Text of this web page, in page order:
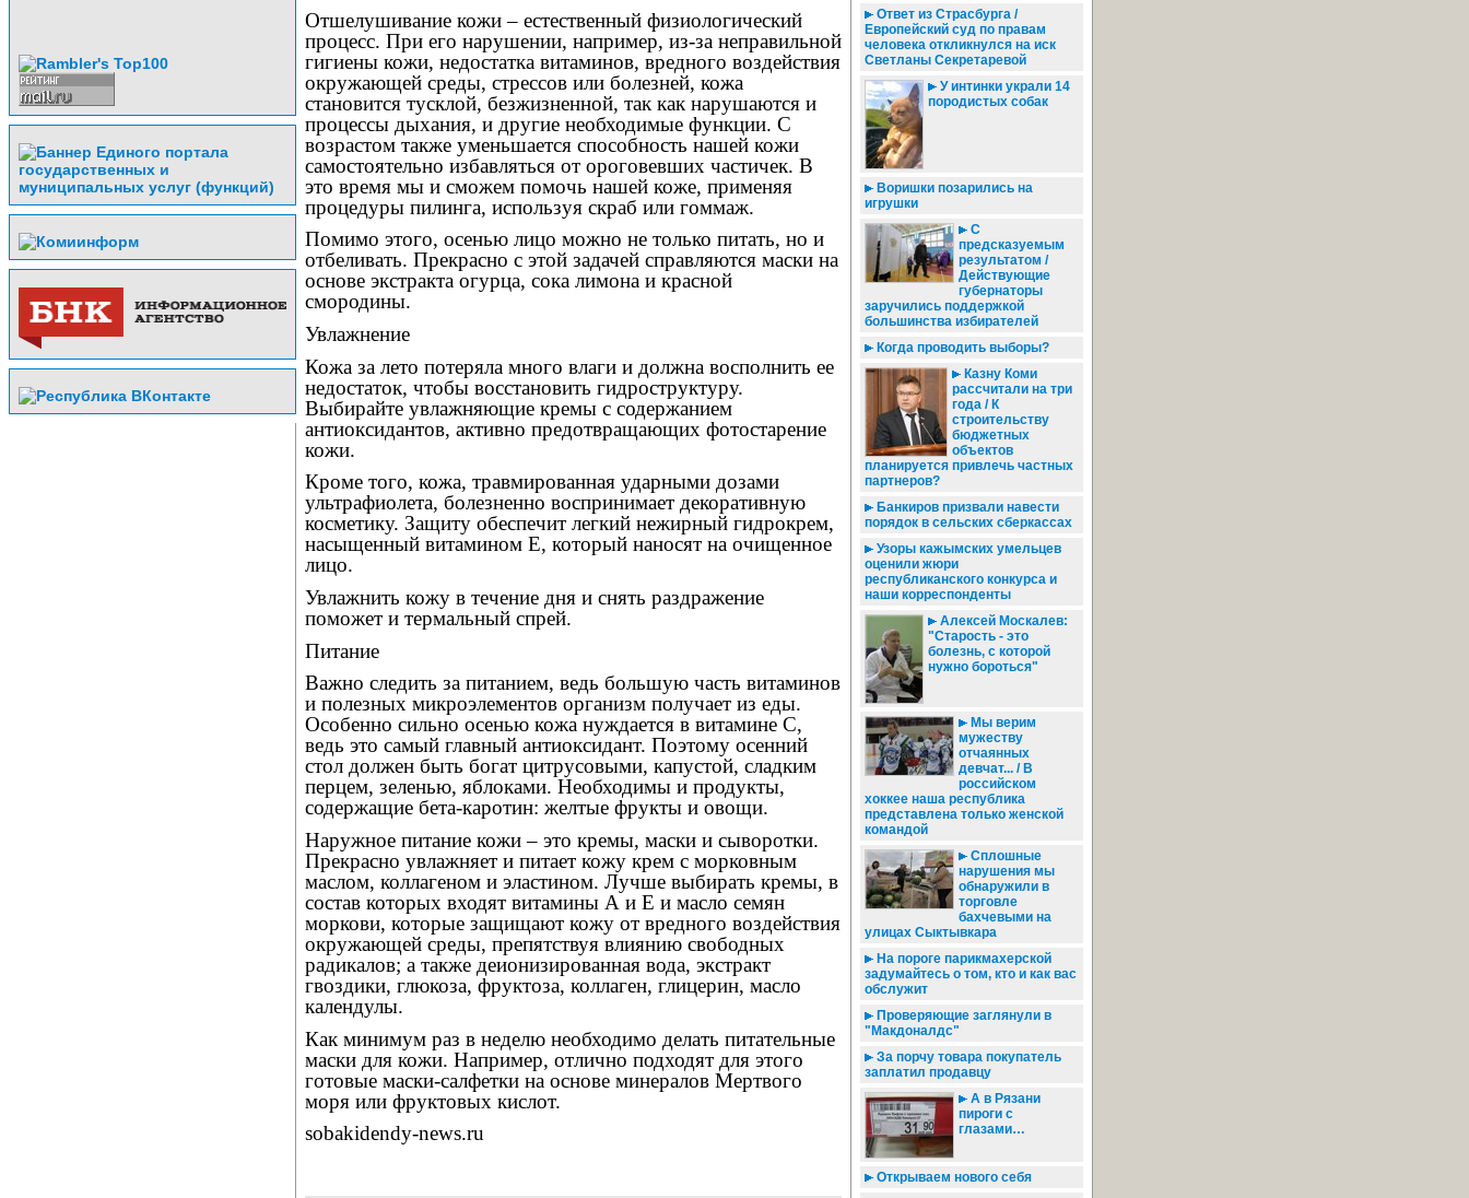
Отшелушивание кожи – естественный физиологический
процесс. При его нарушении, например, из-за неправильной
гигиены кожи, недостатка витаминов, вредного воздействия
окружающей среды, стрессов или болезней, кожа
становится тусклой, безжизненной, так как нарушаются и
процессы дыхания, и другие необходимые функции. С
возрастом также уменьшается способность нашей кожи
самостоятельно избавляться от ороговевших частичек. В
это время мы и сможем помочь нашей коже, применяя
процедуры пилинга, используя скраб или гоммаж.
Помимо этого, осенью лицо можно не только питать, но и
отбеливать. Прекрасно с этой задачей справляются маски на
основе экстракта огурца, сока лимона и красной
смородины.
Увлажнение
Кожа за лето потеряла много влаги и должна восполнить ее
недостаток, чтобы восстановить гидроструктуру.
Выбирайте увлажняющие кремы с содержанием
антиоксидантов, активно предотвращающих фотостарение
кожи.
Кроме того, кожа, травмированная ударными дозами
ультрафиолета, болезненно воспринимает декоративную
косметику. Защиту обеспечит легкий нежирный гидрокрем,
насыщенный витамином Е, который наносят на очищенное
лицо.
Увлажнить кожу в течение дня и снять раздражение
поможет и термальный спрей.
Питание
Важно следить за питанием, ведь большую часть витаминов
и полезных микроэлементов организм получает из еды.
Особенно сильно осенью кожа нуждается в витамине С,
ведь это самый главный антиоксидант. Поэтому осенний
стол должен быть богат цитрусовыми, капустой, сладким
перцем, зеленью, яблоками. Необходимы и продукты,
содержащие бета-каротин: желтые фрукты и овощи.
Наружное питание кожи – это кремы, маски и сыворотки.
Прекрасно увлажняет и питает кожу крем с морковным
маслом, коллагеном и эластином. Лучше выбирать кремы, в
состав которых входят витамины А и Е и масло семян
моркови, которые защищают кожу от вредного воздействия
окружающей среды, препятствуя влиянию свободных
радикалов; а также деионизированная вода, экстракт
гвоздики, глюкоза, фруктоза, коллаген, глицерин, масло
календулы.
Как минимум раз в неделю необходимо делать питательные
маски для кожи. Например, отлично подходят для этого
готовые маски-салфетки на основе минералов Мертвого
моря или фруктовых кислот.
sobakidendy-news.ru
Ответ из Страсбурга /
Европейский суд по правам
человека откликнулся на иск
Светланы Секретаревой
У интинки украли 14
породистых собак
Воришки позарились на
игрушки
С
предсказуемым
результатом /
Действующие
губернаторы
заручились поддержкой
большинства избирателей
Когда проводить выборы?
Казну Коми
рассчитали на три
года / К
строительству
бюджетных
объектов
планируется привлечь частных
партнеров?
Банкиров призвали навести
порядок в сельских сберкассах
Узоры кажымских умельцев
оценили жюри
республиканского конкурса и
наши корреспонденты
Алексей Москалев:
"Старость - это
болезнь, с которой
нужно бороться"
Мы верим
мужеству
отчаянных
девчат... / В
российском
хоккее наша республика
представлена только женской
командой
Сплошные
нарушения мы
обнаружили в
торговле
бахчевыми на
улицах Сыктывкара
На пороге парикмахерской
задумайтесь о том, кто и как вас
обслужит
Проверяющие заглянули в
"Макдоналдс"
За порчу товара покупатель
заплатил продавцу
А в Рязани
пироги с
глазами…
Открываем нового себя